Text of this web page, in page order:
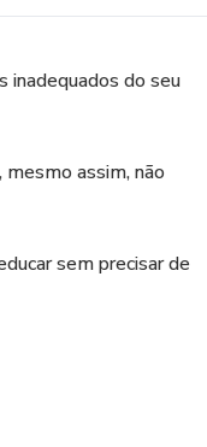
inadequados do seu
assim, não
sem precisar de